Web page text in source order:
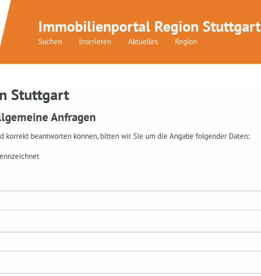
Immobilienportal Region Stuttgart
Suchen Inserieren Aktuelles Region
Stuttgart
Anfragen
korrekt beantworten können, bitten wir Sie um die Angabe folgender Daten: